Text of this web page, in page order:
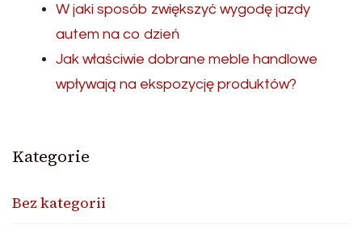
W jaki sposób zwiększyć wygodę jazdy
autem na co dzień
Jak właściwie dobrane meble handlowe
wpływają na ekspozycję produktów?
Kategorie
Bez kategorii